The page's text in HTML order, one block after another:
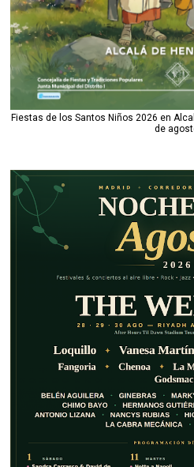
Fiestas de los Santos Niños 2026 en
de